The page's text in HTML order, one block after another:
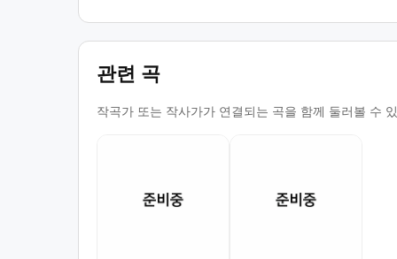
관련 곡
작곡가 또는 작사가가 연결되는 곡을 함께 둘러볼 수